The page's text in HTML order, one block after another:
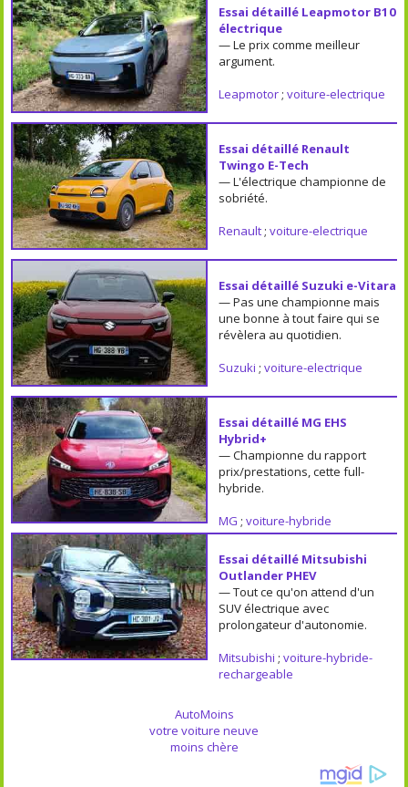
Essai détaillé Leapmotor B10
électrique
— Le prix comme meilleur
argument.
Leapmotor; voiture-electrique
Essai détaillé Renault
Twingo E-Tech
— L'électrique championne de
sobriété.
Renault; voiture-electrique
Essai détaillé Suzuki e-Vitara
— Pas une championne mais
une bonne à tout faire qui se
révèlera au quotidien.
Suzuki ; voiture-electrique
Essai détaillé MG EHS
Hybrid+
— Championne du rapport
prix/prestations, cette full-
hybride.
MG ; voiture-hybride
Essai détaillé Mitsubishi
Outlander PHEV
— Tout ce qu'on attend d'un
SUV électrique avec
prolongateur d'autonomie.
Mitsubishi ; voiture-hybride-
rechargeable
AutoMoins
votre voiture neuve
moins chère